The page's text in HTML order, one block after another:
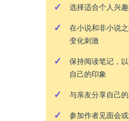
选择适合个人兴
在小说和非小说
变化刺激
保持阅读笔记，
自己的印象
与亲友分享自己
参加作者见面会